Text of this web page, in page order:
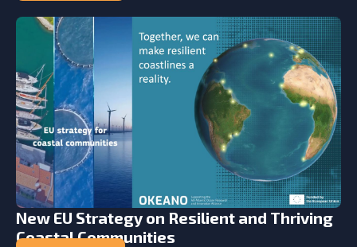
New EU Strategy on Resilient and Thriving
Coastal Communities